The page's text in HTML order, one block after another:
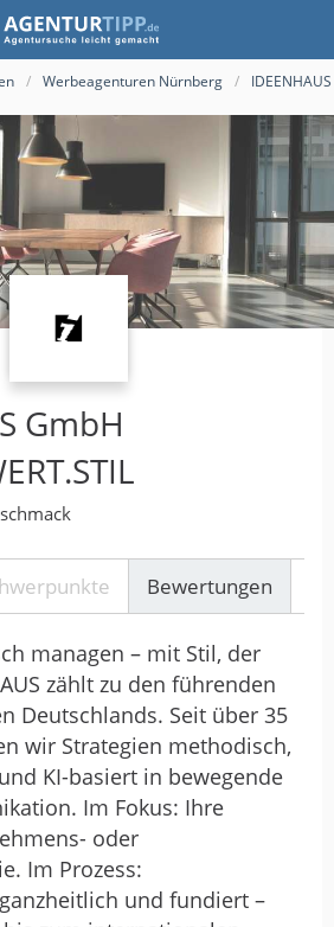
Werbeagenturen Nürnberg
GmbH
Bewertungen
managen – mit Stil, der
zählt zu den führenden
Deutschlands. Seit über 35
wir Strategien methodisch,
KI-basiert in bewegende
Im Fokus: Ihre
oder
Im Prozess:
und fundiert –